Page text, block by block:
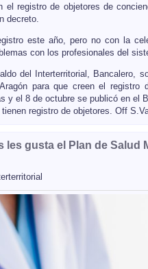
registro de objetores de
decreto.
este año, pero no con la
con los profesionales del
del Interterritorial, Bancalero,
para que creen el
el 8 de octubre se publicó en el
registro de objetores. Off
gusta el Plan de Salud